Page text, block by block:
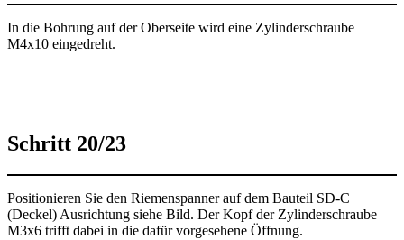
In die Bohrung auf der Oberseite wird eine Zylinderschraube
M4x10 eingedreht.
Schritt 20/23
Positionieren Sie den Riemenspanner auf dem Bauteil SD-C
(Deckel) Ausrichtung siehe Bild. Der Kopf der Zylinderschraube
M3x6 trifft dabei in die dafür vorgesehene Öffnung.